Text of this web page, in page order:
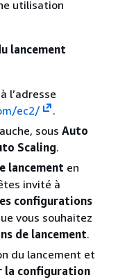
utilisation
lancement
l’adresse
ec2/
.
sous Auto
Scaling.
lancement en
invité à
configurations
vous souhaitez
de lancement.
du lancement et
la configuration